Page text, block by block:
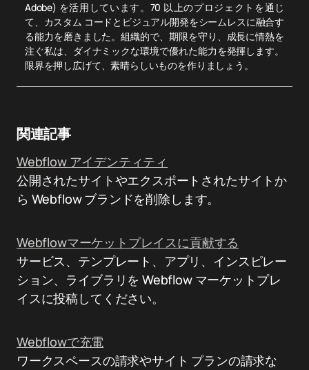
Adobe) を活用しています。70 以上のプロジェクトを通じ
て、カスタム コードとビジュアル開発をシームレスに融合す
る能力を磨きました。組織的で、期限を守り、成長に情熱を
注ぐ私は、ダイナミックな環境で優れた能力を発揮します。
限界を押し広げて、素晴らしいものを作りましょう。
関連記事
Webflow アイデンティティ
公開されたサイトやエクスポートされたサイトか
ら Webflow ブランドを削除します。
Webflowマーケットプレイスに貢献する
サービス、テンプレート、アプリ、インスピレー
ション、ライブラリを Webflow マーケットプレ
イスに投稿してください。
Webflowで充電
ワークスペースの請求やサイト プランの請求な